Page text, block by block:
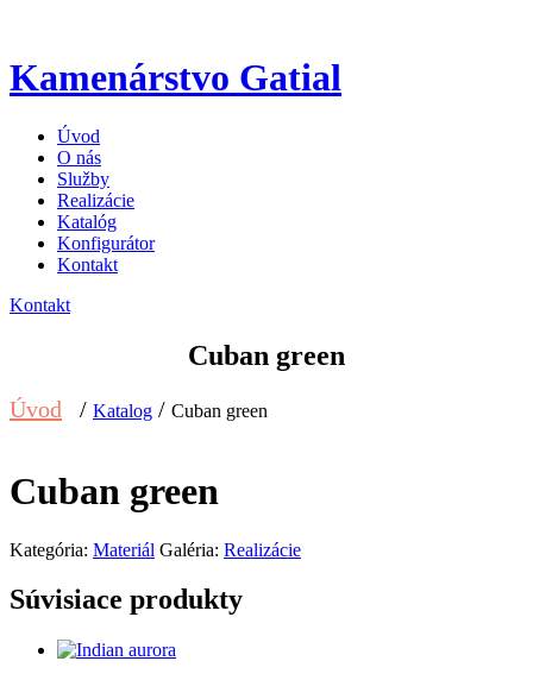
Kamenárstvo Gatial
Úvod
O nás
Služby
Realizácie
Katalóg
Konfigurátor
Kontakt
Kontakt
Cuban green
Úvod / Katalog / Cuban green
Cuban green
Kategória: Materiál Galéria: Realizácie
Súvisiace produkty